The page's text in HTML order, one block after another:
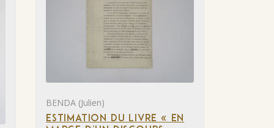
BENDA (Julien)
ESTIMATION DU LIVRE « EN